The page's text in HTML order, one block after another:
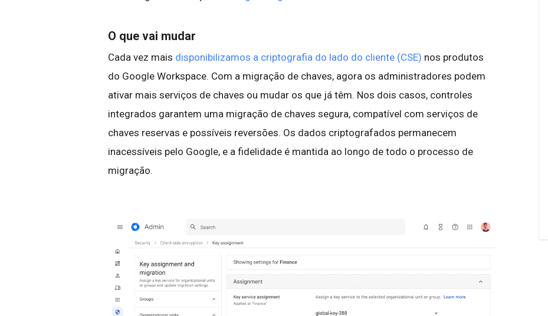
O que vai mudar
Cada vez mais disponibilizamos a criptografia do lado do cliente (CSE) nos produtos
do Google Workspace. Com a migração de chaves, agora os administradores podem
ativar mais serviços de chaves ou mudar os que já têm. Nos dois casos, controles
integrados garantem uma migração de chaves segura, compatível com serviços de
chaves reservas e possíveis reversões. Os dados criptografados permanecem
inacessíveis pelo Google, e a fidelidade é mantida ao longo de todo o processo de
migração.